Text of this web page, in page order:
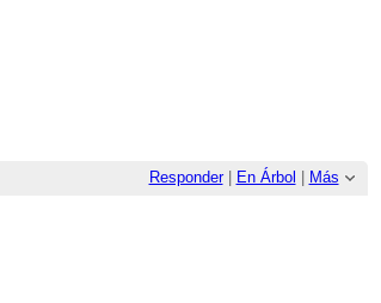
Responder| En Árbol Más